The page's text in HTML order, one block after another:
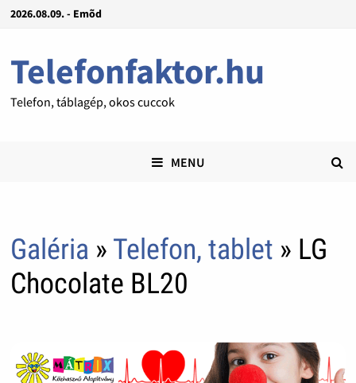
2026.08.09. - Emõd
Telefonfaktor.hu
Telefon, táblagép, okos cuccok
MENU
Galéria » Telefon, tablet » LG
Chocolate BL20